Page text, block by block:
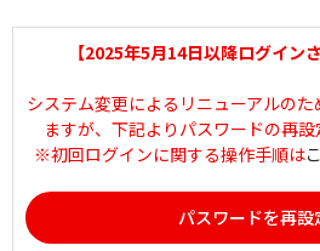
【2025年5月14日以降ログイン
システム変更によるリニューアルの
ますが、下記よりパスワードの再設
※初回ログインに関する操作手順は
パスワードを再設